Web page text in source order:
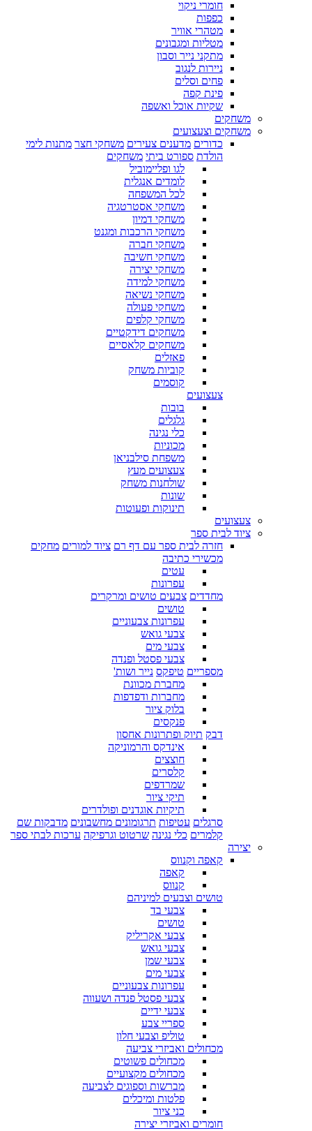
חומרי ניקוי
כפפות
מטהרי אוויר
מטליות ומגבונים
מתקני נייר וסבון
ניירות לנגוב
פחים וסלים
פינת קפה
שקיות אוכל ואשפה
משחקים
משחקים וצעצועים
כדורים מדענים צעירים משחקי חצר מתנות לימי
הולדת ספורט ביתי משחקים
לגו ופליימוביל
לומדים אנגלית
לכל המשפחה
משחקי אסטרטגיה
משחקי דמיון
משחקי הרכבות ומגנט
משחקי חברה
משחקי חשיבה
משחקי יצירה
משחקי למידה
משחקי נשיאה
משחקי פעולה
משחקי קלפים
משחקים דידקטיים
משחקים קלאסיים
פאזלים
קוביות משחק
קוסמים
צעצועים
בובות
גלגלים
כלי נגינה
מכוניות
משפחת סילבניאן
צעצועים מעץ
שולחנות משחק
שונות
תינוקות ופעוטות
צעצועים
ציוד לבית ספר
חזרה לבית ספר עם דף רם ציוד למורים מחקים
מכשירי כתיבה
עטים
עפרונות
מחדדים צבעים טושים ומרקרים
טושים
עפרונות צבעוניים
צבעי גואש
צבעי מים
צבעי פסטל ופנדה
מספריים טיפקס נייר ושות'
מחברת מכוונת
מחברות ודפדפות
בלוק ציור
פנקסים
דבק תיוק ופתרונות אחסון
אינדקס והרמוניקה
חוצצים
קלסרים
שמרדפים
תיקי ציור
תיקיות אוגדנים ופולדרים
סרגלים עטיפות תרגומונים מחשבונים מדבקות שם
קלמרים כלי נגינה שרטוט וגרפיקה ערכות לבתי ספר
יצירה
קאפה וקנווס
קאפה
קנווס
טושים וצבעים למיניהם
צבעי בד
טושים
צבעי אקריליק
צבעי גואש
צבעי שמן
צבעי מים
עפרונות צבעוניים
צבעי פסטל פנדה ושעווה
צבעי ידיים
ספריי צבע
טוליפ וצבעי חלון
מכחולים ואביזרי צביעה
מכחולים פשוטים
מכחולים מקצועיים
מברשות וספוגים לצביעה
פלטות ומיכלים
כני ציור
חומרים ואביזרי יצירה